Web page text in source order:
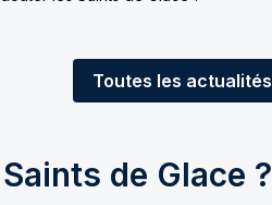
Toutes les actualités
de Glace ?